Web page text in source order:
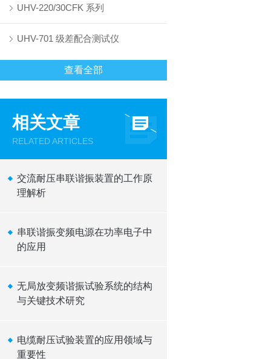
UHV-220/30CFK 系列
UHV-701 级差配合测试仪
查看全部
相关文章
RELATED ARTICLES
交流耐压串联谐振装置的工作原
理解析
串联谐振变频电源在功率电子中
的应用
无局放变频谐振试验系统的结构
与关键技术研究
电缆耐压试验装置的应用领域与
重要性